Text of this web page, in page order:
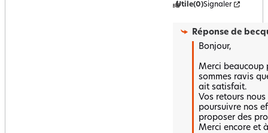
Utile(0)Signaler
Réponse de
Bonjour,
Merci beaucoup
sommes ravis
ait satisfait.
Vos retours
poursuivre nos
proposer des
Merci encore et